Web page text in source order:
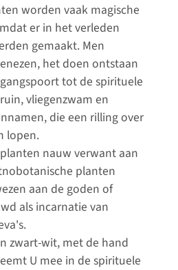
worden vaak magische
er in het verleden
gemaakt. Men
het doen ontstaan
tot de spirituele
vliegenzwam en
die een rilling over
lopen.
nauw verwant aan
planten
aan de goden of
als incarnatie van
zwart-wit, met de hand
U mee in de spirituele